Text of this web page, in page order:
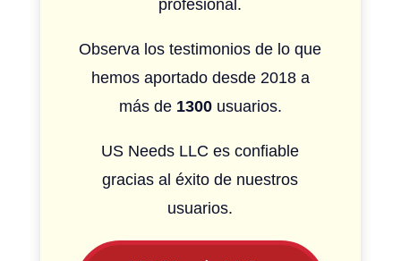
profesional.
Observa los testimonios de lo que
hemos aportado desde 2018 a
más de 1300usuarios.
US Needs LLC es confiable
gracias al éxito de nuestros
usuarios.